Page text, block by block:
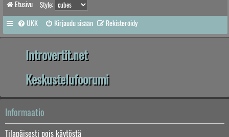
Etusivu Style:
UKK Kirjaudu sisään Rekisteröidy
Introvertit.net
Keskustelufoorumi
Informaatio
Tilapäisesti pois käytöstä